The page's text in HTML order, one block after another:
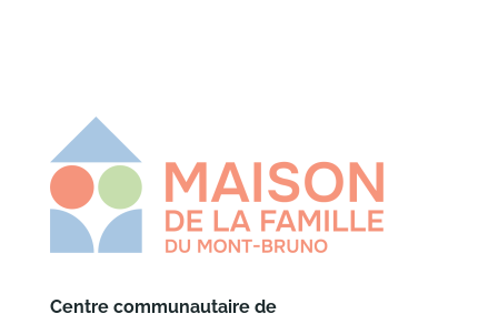
Centre communautaire de